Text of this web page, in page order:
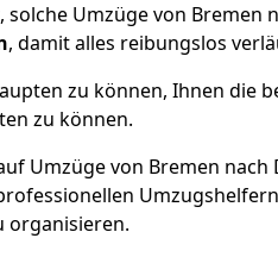
Umzüge von Bremen
, damit alles reibungslos
zu können, Ihnen die
zu können.
Umzüge von Bremen
organisieren.